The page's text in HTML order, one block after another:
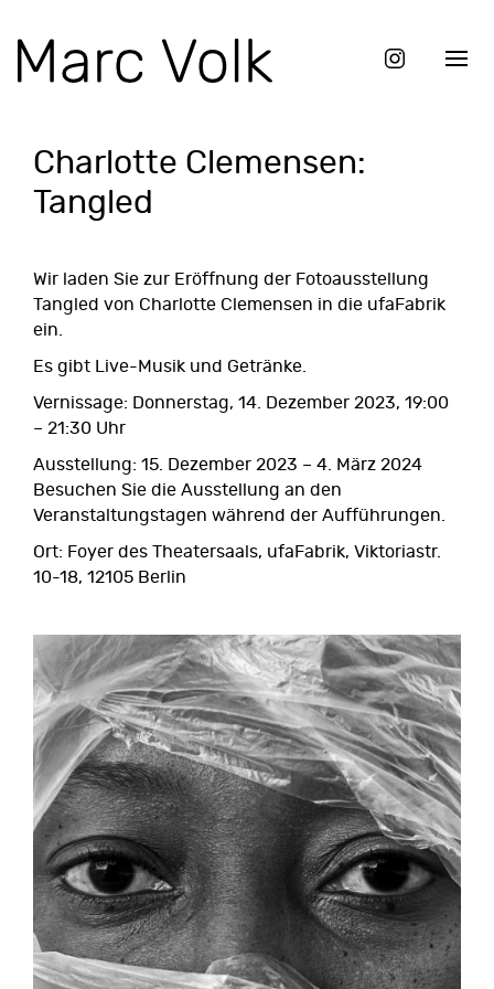
Charlotte Clemensen:
Tangled
Wir laden Sie zur Eröffnung der Fotoausstellung
Tangled von Charlotte Clemensen in die ufaFabrik
ein.
Es gibt Live-Musik und Getränke.
Vernissage: Donnerstag, 14. Dezember 2023, 19:00
– 21:30 Uhr
Ausstellung: 15. Dezember 2023 – 4. März 2024
Besuchen Sie die Ausstellung an den
Veranstaltungstagen während der Aufführungen.
Ort: Foyer des Theatersaals, ufaFabrik, Viktoriastr.
10-18, 12105 Berlin